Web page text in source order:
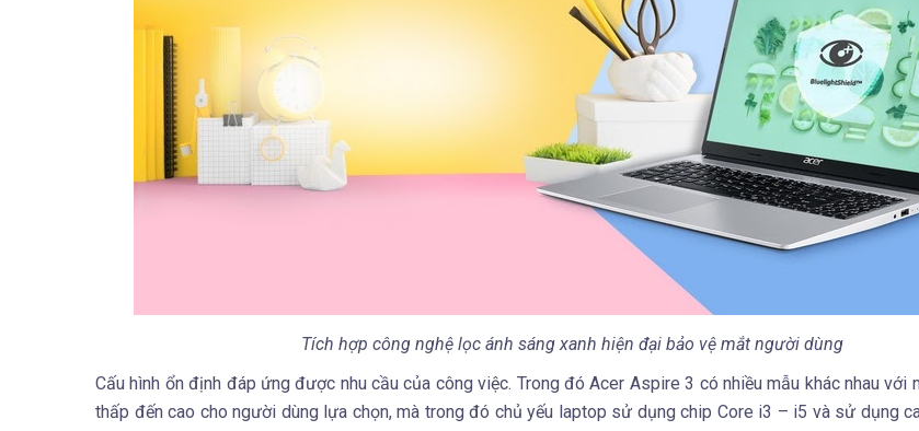
Tích hợp công nghệ lọc ánh sáng xanh hiện đại bảo vệ mắt người dùng
Cấu hình ổn định đáp ứng được nhu cầu của công việc. Trong đó Acer Aspire 3 có nhiều mẫu khác nhau với
thấp đến cao cho người dùng lựa chọn, mà trong đó chủ yếu laptop sử dụng chip Core i3 – i5 và sử dụng